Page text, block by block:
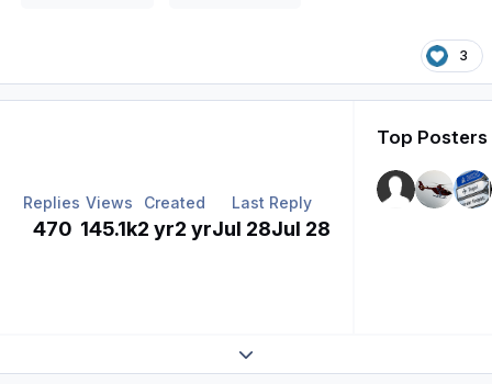
3
Replies
470
Views
145.1k
Created
2 yr2 yr
Last Reply
Jul 28Jul 28
Top Posters
Expand topic overview